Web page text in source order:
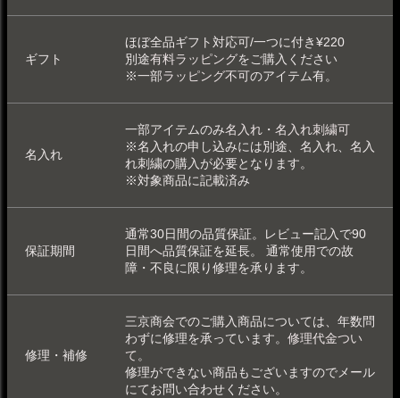
ギフト
ほぼ全品ギフト対応可/一つに付き¥220
別途有料ラッピングをご購入ください
※一部ラッピング不可のアイテム有。
名入れ
一部アイテムのみ名入れ ・ 名入れ刺繍可
※名入れの申し込みには別途、名入れ、名入
れ刺繍の購入が必要となります。
※対象商品に記載済み
保証期間
通常30日間の品質保証。レビュー記入で90
日間へ品質保証を延長。 通常使用での故
障・不良に限り修理を承ります。
修理・補修
三京商会でのご購入商品については、年数問
わずに修理を承っています。 修理代金つい
て 。
修理ができない商品もございますのでメール
にてお問い合わせください。